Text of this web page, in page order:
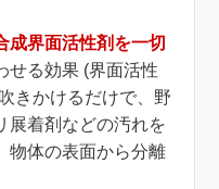
成界面活性剤を一切
せる効果 (界面活性
きかけるだけで、野
展着剤などの汚れを
物体の表面から分離